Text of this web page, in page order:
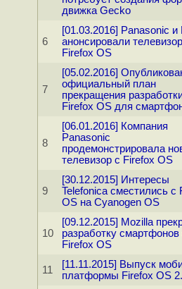
движка Gecko
6
[01.03.2016] Panasonic и
анонсировали
Firefox OS
7
[05.02.2016]
официальный план
прекращения
Firefox OS для
8
[06.01.2016] Компания
Panasonic
продемонстрировала
телевизор с Firefox OS
9
[30.12.2015] Интересы
Telefonica сместились с
OS на Cyanogen OS
10
[09.12.2015] Mozilla
разработку смартфонов
Firefox OS
11
[11.11.2015] Выпуск
платформы Firefox OS